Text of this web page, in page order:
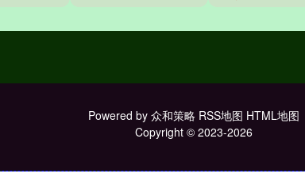
Powered by 众和策略 RSS地图 HTML地图
Copyright © 2023-2026